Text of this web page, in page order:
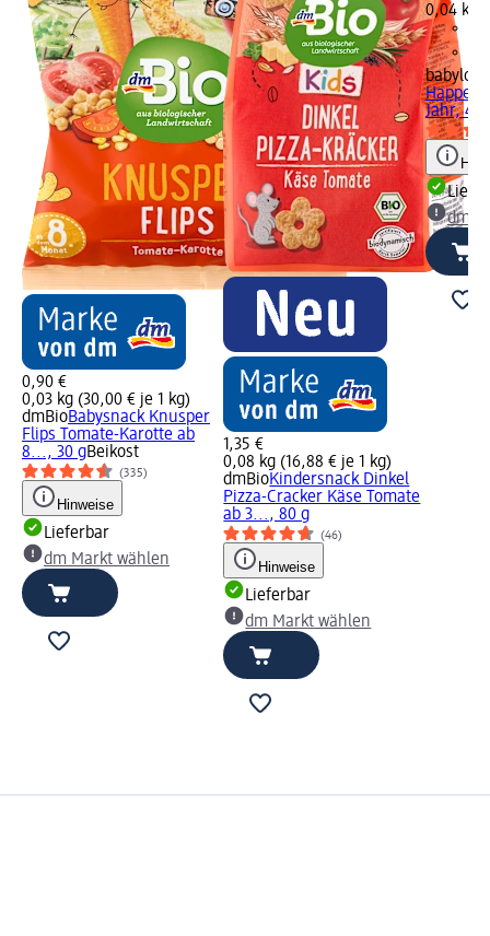
0,90 €
0,03 kg (30,00 € je 1 kg)
dmBioBabysnack Knusper
Flips Tomate-Karotte ab
8..., 30 gBeikost
(335)
Hinweise
Lieferbar
dm Markt wählen
1,35 €
0,08 kg (16,88 € je 1 kg)
dmBioKindersnack Dinkel
Pizza-Cracker Käse Tomate
ab 3..., 80 g
(46)
Hinweise
Lieferbar
dm Markt wählen
0,04 kg
babylove
Happen
Jahr, 40
dm